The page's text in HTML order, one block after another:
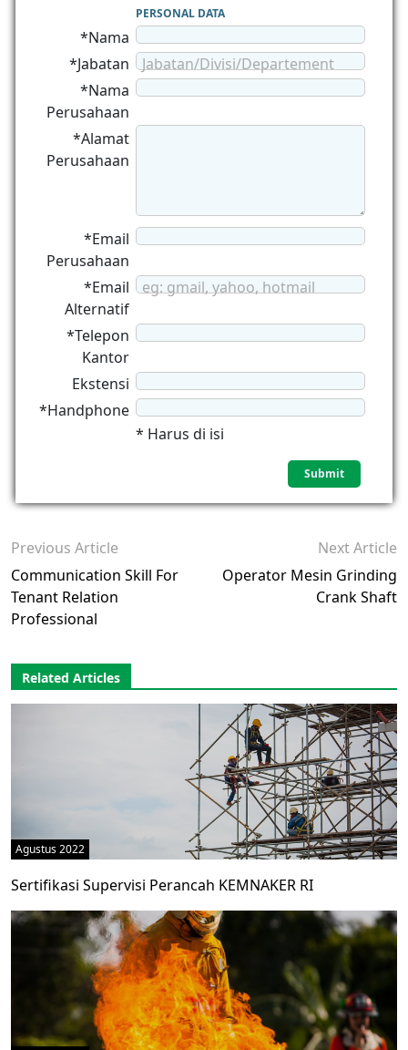
PERSONAL DATA
*Nama
*Jabatan
Jabatan/Divisi/Departement
*Nama
Perusahaan
*Alamat
Perusahaan
*Email
Perusahaan
*Email
Alternatif
eg: gmail, yahoo, hotmail
*Telepon
Kantor
Ekstensi
*Handphone
* Harus di isi
Previous Article
Communication Skill For
Tenant Relation
Professional
Next Article
Operator Mesin Grinding
Crank Shaft
Related Articles
Agustus 2022
Sertifikasi Supervisi Perancah KEMNAKER RI